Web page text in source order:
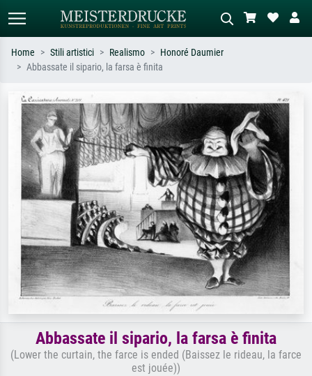
Cerca per artista, titolo o stile – es.
Monet, Notte stellata,
Impressionismo, onda di Hokusai,
nudo.
Descrivi la scena – es. prato verde,
astratto con molto rosso, dipinto a
olio scuro, nudo in piedi vicino a un
albero.
Home Stili artistici Realismo
Honoré Daumier
Abbassate il sipario, la farsa è finita
Abbassate il sipario, la farsa è finita
(Lower the curtain, the farce is ended (Baissez le rideau, la farce
est jouée))